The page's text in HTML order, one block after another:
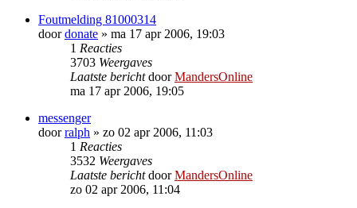
Foutmelding 81000314
doordonate » ma 17 apr 2006, 19:03
1 Reacties
3703 Weergaves
Laatste berichtdoorMandersOnline
ma 17 apr 2006, 19:05
messenger
doorralph » zo 02 apr 2006, 11:03
1 Reacties
3532 Weergaves
Laatste berichtdoorMandersOnline
zo 02 apr 2006, 11:04